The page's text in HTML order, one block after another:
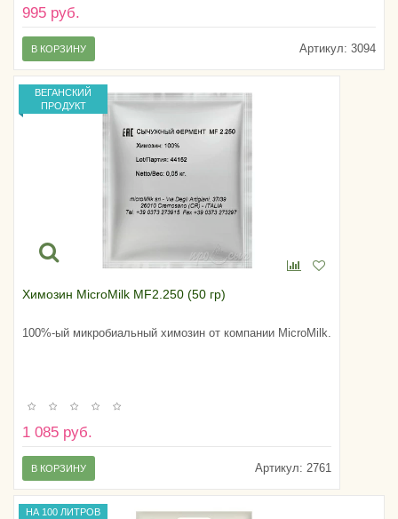
995 руб.
Артикул: 3094
В КОРЗИНУ
ВЕГАНСКИЙ
ПРОДУКТ
Химозин MicroMilk MF2.250 (50 гр)
100%-ый микробиальный химозин от компании MicroMilk.
1 085 руб.
Артикул: 2761
В КОРЗИНУ
НА 100 ЛИТРОВ